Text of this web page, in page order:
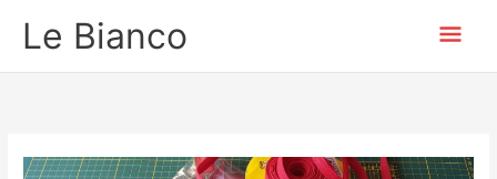
Le Bianco